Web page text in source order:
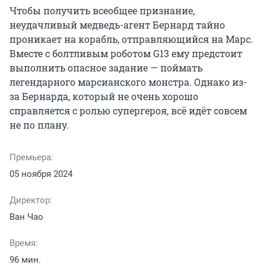
Чтобы получить всеобщее признание,
неудачливый медведь-агент Бернард тайно
проникает на корабль, отправляющийся на Марс.
Вместе с болтливым роботом G13 ему предстоит
выполнить опасное задание — поймать
легендарного марсианского монстра. Однако из-
за Бернарда, который не очень хорошо
справляется с ролью супергероя, всё идёт совсем
не по плану.
Премьера:
05 ноября 2024
Директор:
Ван Чао
Время:
96 мин.